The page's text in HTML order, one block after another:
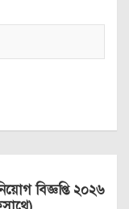
বিজ্ঞপ্তি ২০২৬